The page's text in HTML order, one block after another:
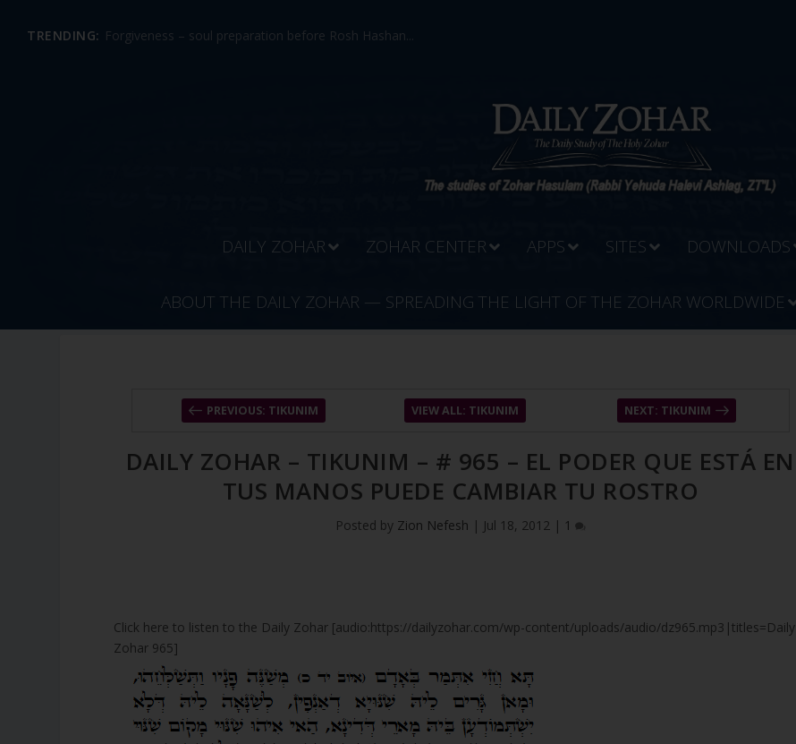
TRENDING: Forgiveness – soul preparation before Rosh Hashan...
DAILY ZOHAR ZOHAR CENTER APPS SITES DOWNLOADS
ABOUT THE DAILY ZOHAR — SPREADING THE LIGHT OF THE ZOHAR WORLDWIDE
PREVIOUS: TIKUNIM VIEW ALL: TIKUNIM NEXT: TIKUNIM
DAILY ZOHAR – TIKUNIM – # 965 – EL PODER QUE ESTÁ EN
TUS MANOS PUEDE CAMBIAR TU ROSTRO
Posted by Zion Nefesh | Jul 18, 2012 | 1
Click here to listen to the Daily Zohar [audio:https://dailyzohar.com/wp-content/uploads/audio/dz965.mp3|titles=Daily
Zohar 965]